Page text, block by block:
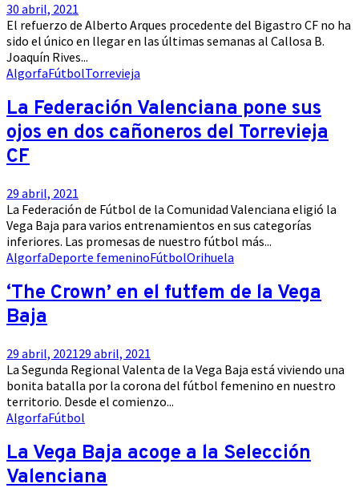
30 abril, 2021
El refuerzo de Alberto Arques procedente del Bigastro CF no ha
sido el único en llegar en las últimas semanas al Callosa B.
Joaquín Rives...
AlgorfaFútbolTorrevieja
La Federación Valenciana pone sus
ojos en dos cañoneros del Torrevieja
CF
29 abril, 2021
La Federación de Fútbol de la Comunidad Valenciana eligió la
Vega Baja para varios entrenamientos en sus categorías
inferiores. Las promesas de nuestro fútbol más...
AlgorfaDeporte femeninoFútbolOrihuela
‘The Crown’ en el futfem de la Vega
Baja
29 abril, 202129 abril, 2021
La Segunda Regional Valenta de la Vega Baja está viviendo una
bonita batalla por la corona del fútbol femenino en nuestro
territorio. Desde el comienzo...
AlgorfaFútbol
La Vega Baja acoge a la Selección
Valenciana